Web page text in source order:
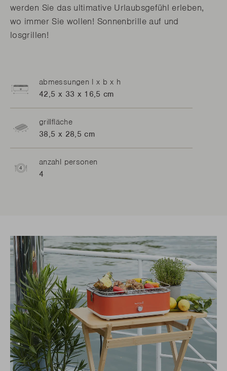
werden Sie das ultimative Urlaubsgefühl erleben,
wo immer Sie wollen! Sonnenbrille auf und
losgrillen!
abmessungen l x b x h
42,5 x 33 x 16,5 cm
grillfläche
38,5 x 28,5 cm
anzahl personen
4